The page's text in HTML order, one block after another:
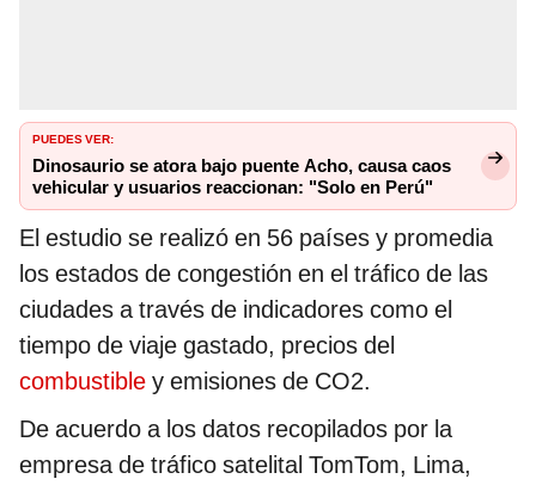
PUEDES VER:
Dinosaurio se atora bajo puente Acho, causa caos
vehicular y usuarios reaccionan: "Solo en Perú"
El estudio se realizó en 56 países y promedia
los estados de congestión en el tráfico de las
ciudades a través de indicadores como el
tiempo de viaje gastado, precios del
combustible y emisiones de CO2.
De acuerdo a los datos recopilados por la
empresa de tráfico satelital TomTom, Lima,